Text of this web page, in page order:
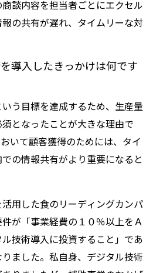
談内容を担当者ごとにエクセル
の共有が遅れ、タイムリーな対
導入したきっかけは何です
う目標を達成するため、生産量
となったことが大きな理由で
いて顧客獲得のためには、タイ
の情報共有がより重要になると
用した食のリーディングカンパ
が「事業経費の１０％以上をＡ
技術導入に投資すること」であ
ました。私自身、デジタル技術